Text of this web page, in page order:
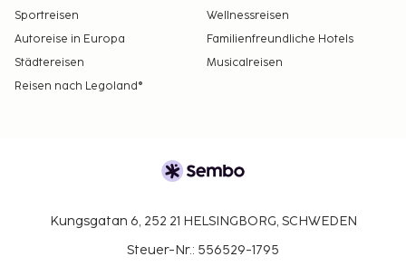
Sportreisen
Wellnessreisen
Autoreise in Europa
Familienfreundliche Hotels
Städtereisen
Musicalreisen
Reisen nach Legoland®
Kungsgatan 6, 252 21 HELSINGBORG, SCHWEDEN
Steuer-Nr.: 556529-1795